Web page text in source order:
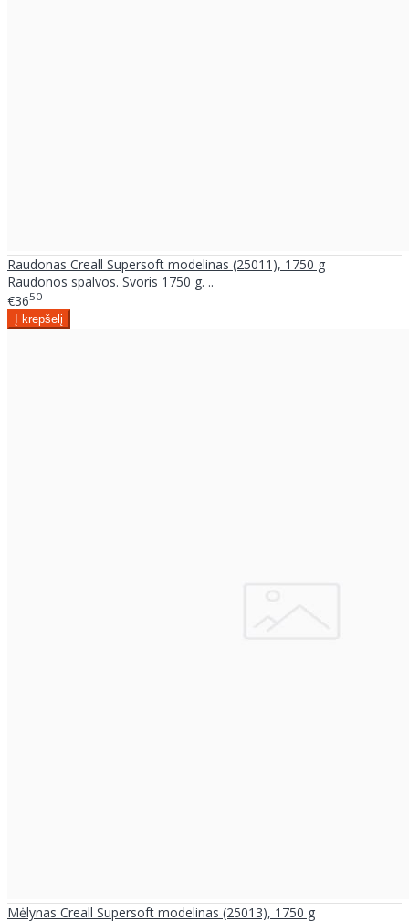
Raudonas Creall Supersoft modelinas (25011), 1750 g
Raudonos spalvos. Svoris 1750 g. ..
€3650
Mėlynas Creall Supersoft modelinas (25013), 1750 g